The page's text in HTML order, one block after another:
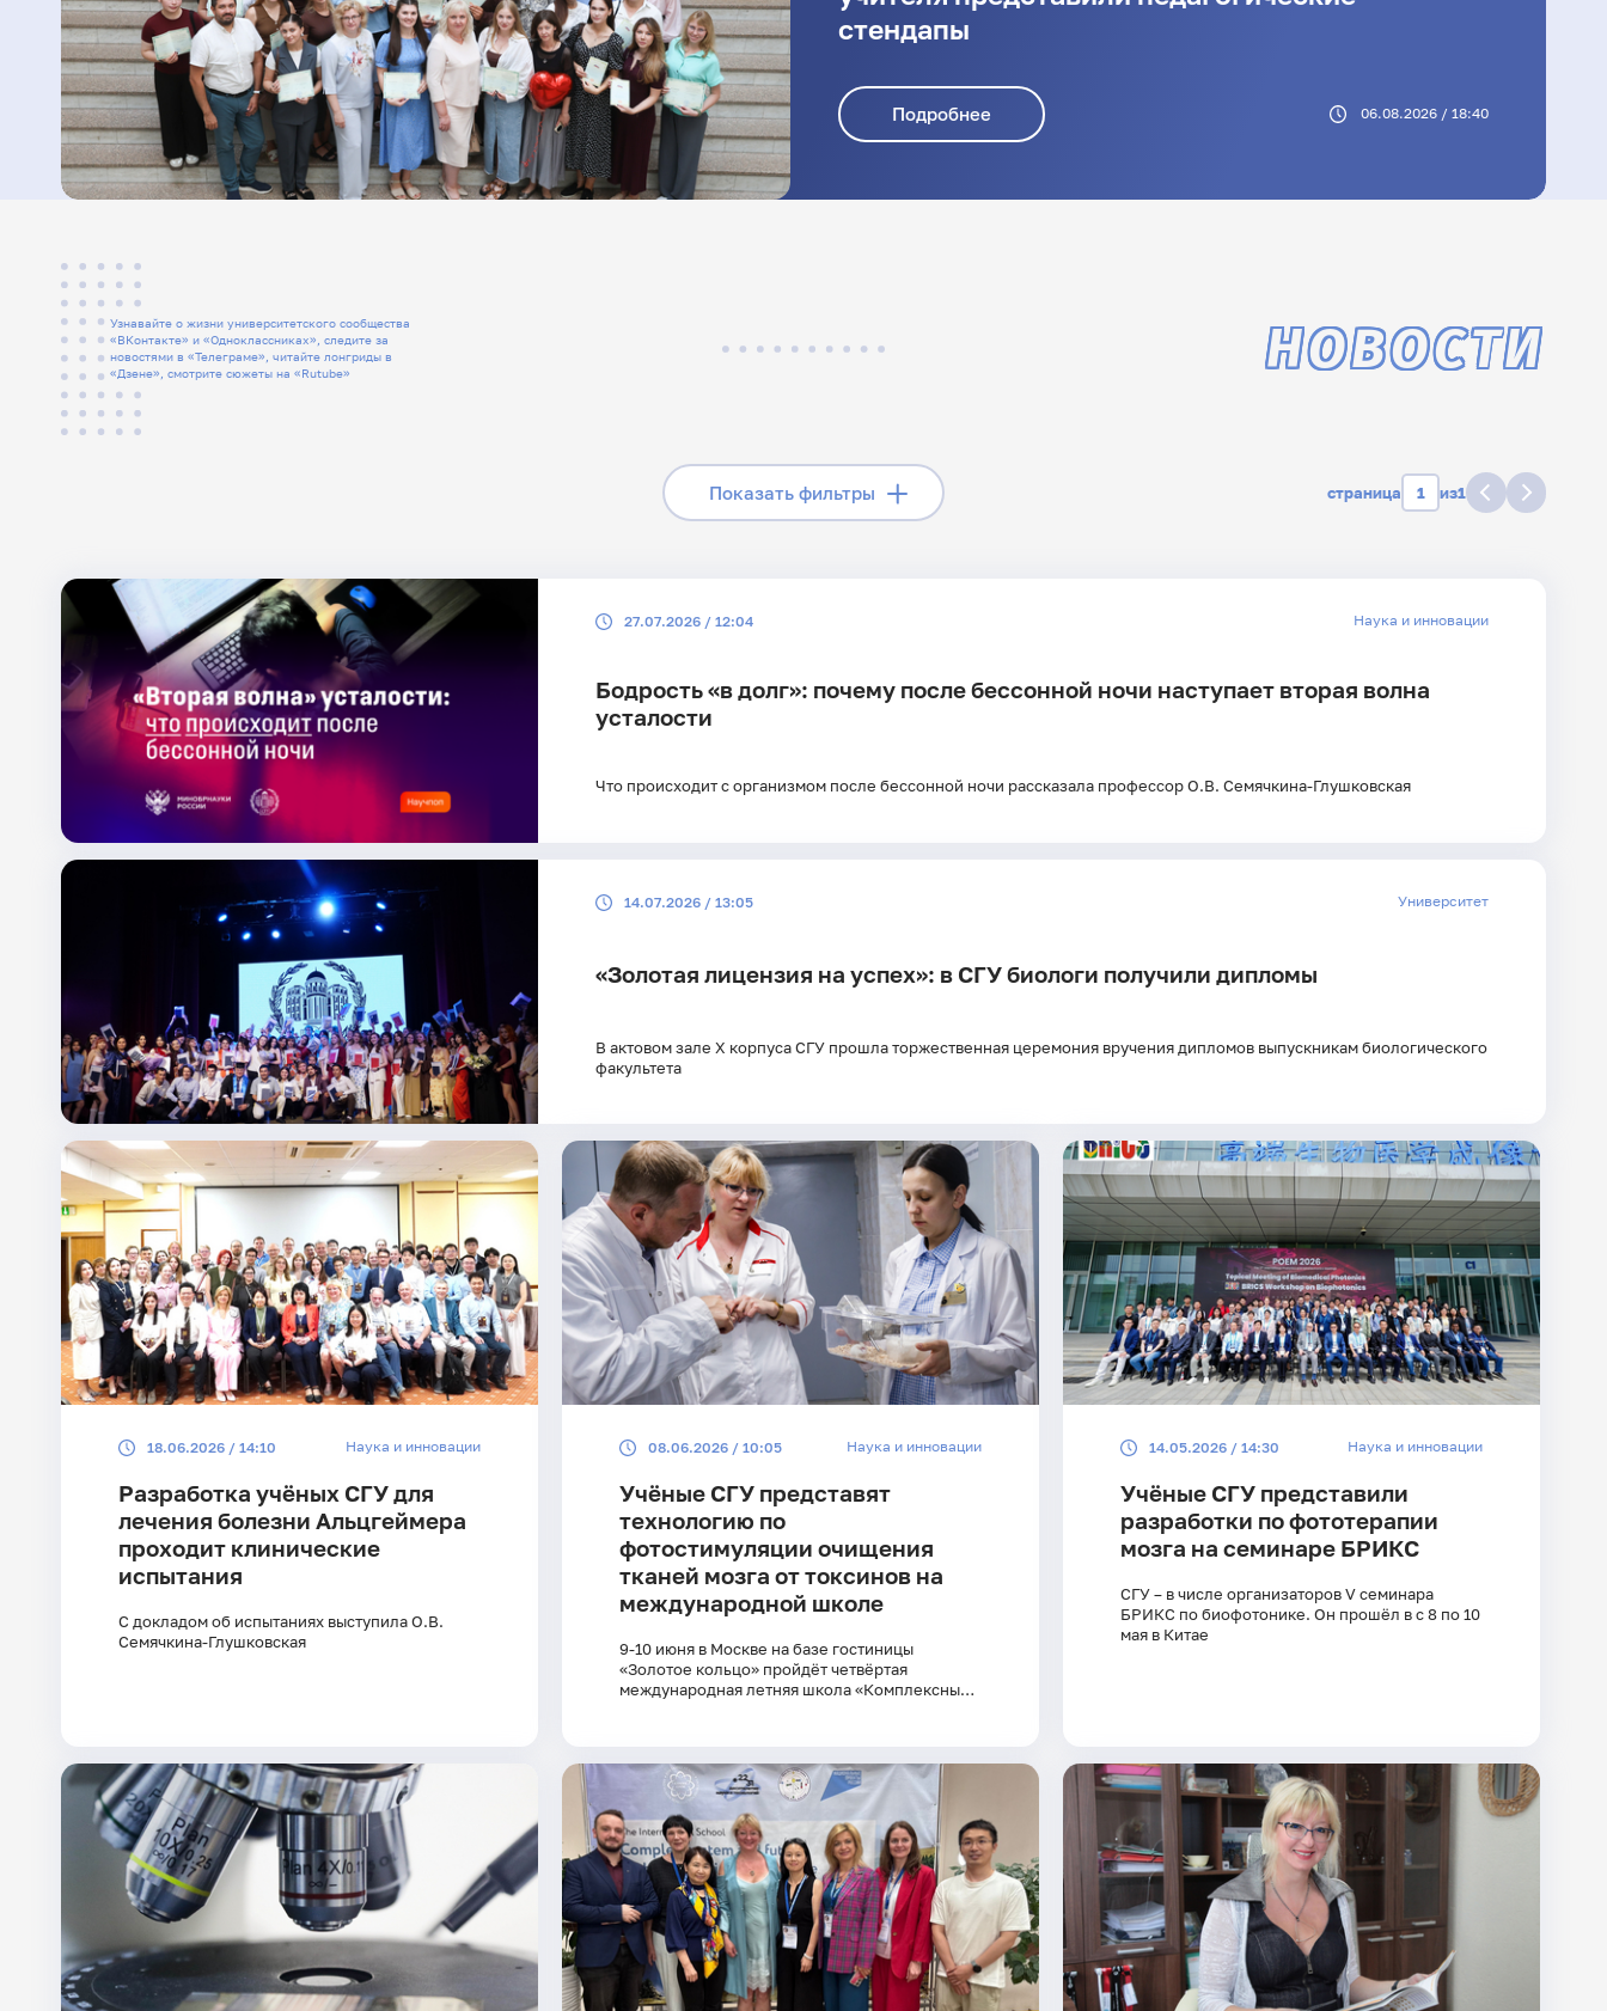
стендапы
Подробнее 06.08.2026 / 18:40
Узнавайте о жизни университетского сообщества
«ВКонтакте» и «Одноклассниках», следите за
новостями в «Телеграме», читайте лонгриды в
«Дзене», смотрите сюжеты на «Rutube»
НОВОСТИ
Показать фильтры страница из1
Поиск по темам
Главные
новости
27.07.2026 / 12:04 Наука и инновации
Бодрость «в долг»: почему после бессонной ночи наступает вторая волна
усталости
Что происходит с организмом после бессонной ночи рассказала профессор О.В. Семячкина-Глушковская
14.07.2026 / 13:05 Университет
«Золотая лицензия на успех»: в СГУ биологи получили дипломы
В актовом зале X корпуса СГУ прошла торжественная церемония вручения дипломов выпускникам биологического
факультета
18.06.2026 / 14:10 Наука и инновации
Разработка учёных СГУ для
лечения болезни Альцгеймера
проходит клинические
испытания
С докладом об испытаниях выступила О.В.
Семячкина-Глушковская
08.06.2026 / 10:05 Наука и инновации
Учёные СГУ представят
технологию по
фотостимуляции очищения
тканей мозга от токсинов на
международной школе
9-10 июня в Москве на базе гостиницы
«Золотое кольцо» пройдёт четвёртая
международная летняя школа «Комплексные
14.05.2026 / 14:30 Наука и инновации
Учёные СГУ представили
разработки по фототерапии
мозга на семинаре БРИКС
СГУ – в числе организаторов V семинара
БРИКС по биофотонике. Он прошёл в с 8 по 10
мая в Китае